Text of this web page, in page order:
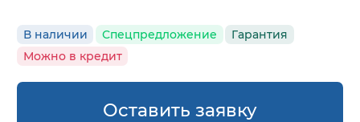
В наличии Спецпредложение
Гарантия
Можно в кредит
Оставить заявку